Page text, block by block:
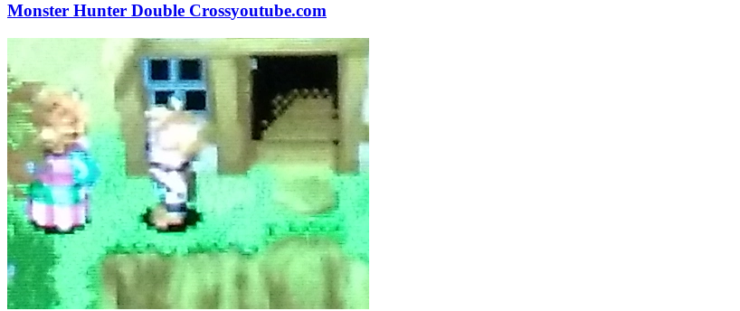
Monster Hunter Double Crossyoutube.com